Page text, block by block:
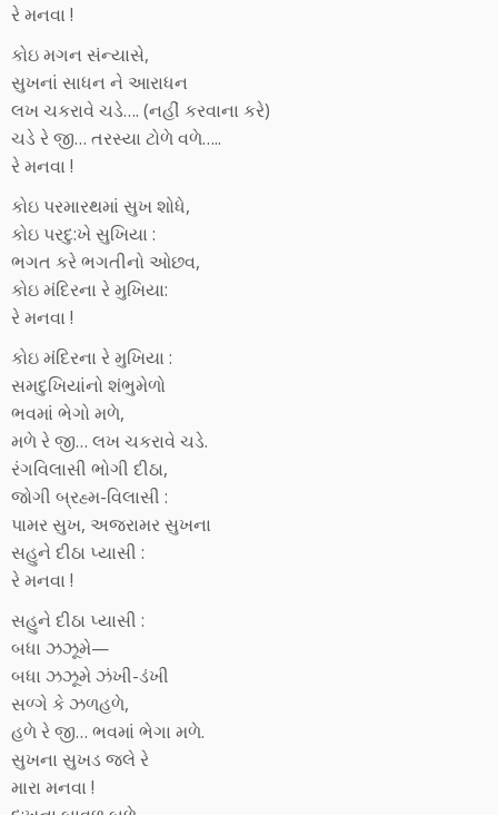
રે મનવા !
કોઇ મગન સંન્યાસે,
સુખનાં સાધન ને આરાધન
લખ ચકરાવે ચડે…. (નહીં કરવાના કરે)
ચડે રે જી… તરસ્યા ટોળે વળે…..
રે મનવા !
કોઇ પરમારથમાં સુખ શોધે,
કોઇ પરદુ:ખે સુખિયા :
ભગત કરે ભગતીનો ઓછવ,
કોઇ મંદિરના રે મુખિયા:
રે મનવા !
કોઇ મંદિરના રે મુખિયા :
સમદુખિયાંનો શંભુમેળો
ભવમાં ભેગો મળે,
મળે રે જી… લખ ચકરાવે ચડે.
રંગવિલાસી ભોગી દીઠા,
જોગી બ્રહ્મ-વિલાસી :
પામર સુખ, અજરામર સુખના
સહુને દીઠા પ્યાસી :
રે મનવા !
સહુને દીઠા પ્યાસી :
બધા ઝઝૂમે—
બધા ઝઝૂમે ઝંખી-ડંખી
સળ્ગે કે ઝળહળે,
હળે રે જી… ભવમાં ભેગા મળે.
સુખના સુખડ જલે રે
મારા મનવા !